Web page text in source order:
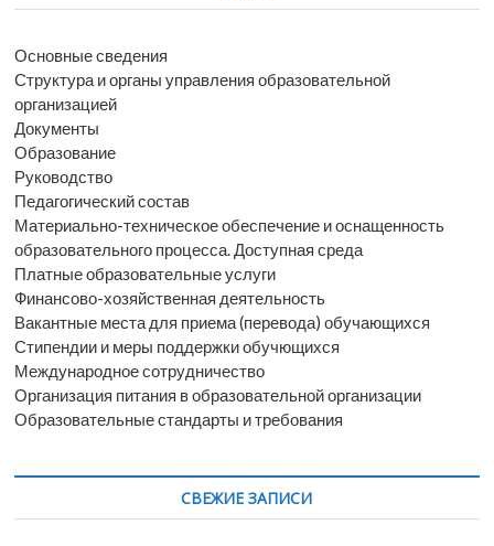
Основные сведения
Структура и органы управления образовательной
организацией
Документы
Образование
Руководство
Педагогический состав
Материально-техническое обеспечение и оснащенность
образовательного процесса. Доступная среда
Платные образовательные услуги
Финансово-хозяйственная деятельность
Вакантные места для приема (перевода) обучающихся
Стипендии и меры поддержки обучющихся
Международное сотрудничество
Организация питания в образовательной организации
Образовательные стандарты и требования
СВЕЖИЕ ЗАПИСИ